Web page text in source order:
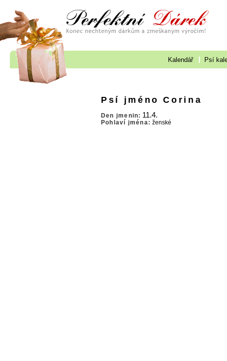
Kalendář Psí
Psí jméno Corina
Den jmenin: 11.4.
Pohlaví jména: ženské